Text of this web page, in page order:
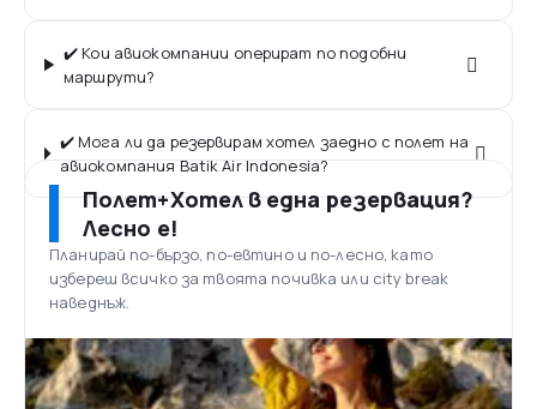
✔️ Кои авиокомпании оперират по подобни
маршрути?
✔️ Мога ли да резервирам хотел заедно с полет на
авиокомпания Batik Air Indonesia?
Полет+Хотел в една резервация?
Лесно е!
Планирай по-бързо, по-евтино и по-лесно, като
избереш всичко за твоята почивка или city break
наведнъж.